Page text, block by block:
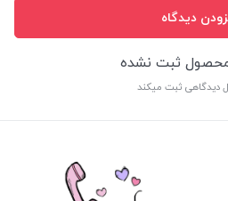
دیدگاه
محصول ثبت نشده
دیدگاهی ثبت میکند